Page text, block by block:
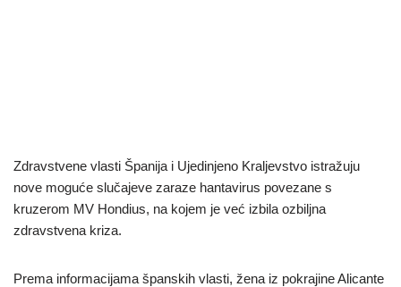
Zdravstvene vlasti Španija i Ujedinjeno Kraljevstvo istražuju
nove moguće slučajeve zaraze hantavirus povezane s
kruzerom MV Hondius, na kojem je već izbila ozbiljna
zdravstvena kriza.
Prema informacijama španskih vlasti, žena iz pokrajine Alicante